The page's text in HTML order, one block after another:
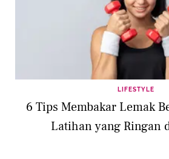
LIFESTYLE
6 Tips Membakar Lemak
Latihan yang Ringan